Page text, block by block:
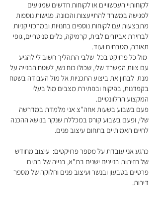
לקוחותיי העכשוויים או לקוחות חדשים שמגיעים
לפגישה במשרד להתייעצות והכוונה. פגישות נוספות
מתבצעות עם לקוחות נוספים בחנויות ובמרכזי קניות
לבחירת אביזרים לבית, קרמיקה, כלים סניטריים, גופי
תאורה, מטבחים ועוד.
מול כל פרויקט בכל שלבי התהליך חשוב לי להגיע
עם צוות המשרד שלי, שכולו כוח נשי, לשטח הבנייה על
מנת לבחון את ביצוע התכניות אל מול העבודה בשטח
בקפדנות, בפיקוח ובפתירת מצבים מול בעלי
המקצוע הרלוונטיים.
פעם בשבוע בשעות אחה"צ אני מלמדת במדרשה
שלי, ופעם בשבוע קורס במכללת שנקר בנושא ההכנה
לחיים האמיתיים בתחום עיצוב פנים.
כרגע אני עובדת על מספר פרויקטים: עיצוב מחודש
של חזיתות בניינים ישנים בת"א, בנייה של בתים
פרטיים בטבעון ובנשר ועיצוב פנים וחלוקה של מספר
דירות.